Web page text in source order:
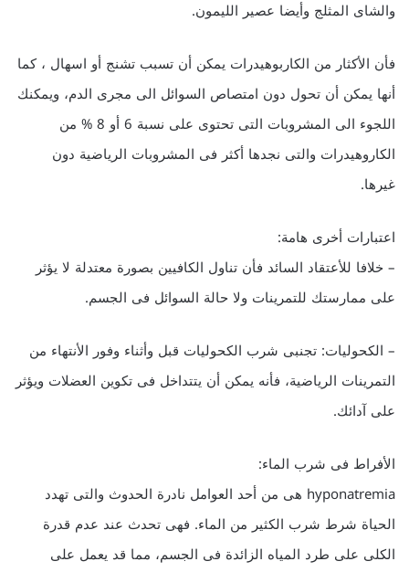
والشاى المثلج وأيضا عصير الليمون.
فأن الأكثار من الكاربوهيدرات يمكن أن تسبب تشنج أو اسهال ، كما
أنها يمكن أن تحول دون امتصاص السوائل الى مجرى الدم، ويمكنك
اللجوء الى المشروبات التى تحتوى على نسبة 6 أو 8 % من
الكاروهيدرات والتى نجدها أكثر فى المشروبات الرياضية دون
غيرها.
اعتبارات أخرى هامة:
– خلافا للأعتقاد السائد فأن تناول الكافيين بصورة معتدلة لا يؤثر
على ممارستك للتمرينات ولا حالة السوائل فى الجسم.
– الكحوليات: تجنبى شرب الكحوليات قبل وأثناء وفور الأنتهاء من
التمرينات الرياضية، فأنه يمكن أن يتتداخل فى تكوين العضلات ويؤثر
على آدائك.
الأفراط فى شرب الماء:
hyponatremia هى من أحد العوامل نادرة الحدوث والتى تهدد
الحياة شرط شرب الكثير من الماء. فهى تحدث عند عدم قدرة
الكلى على طرد المياه الزائدة فى الجسم، مما قد يعمل على